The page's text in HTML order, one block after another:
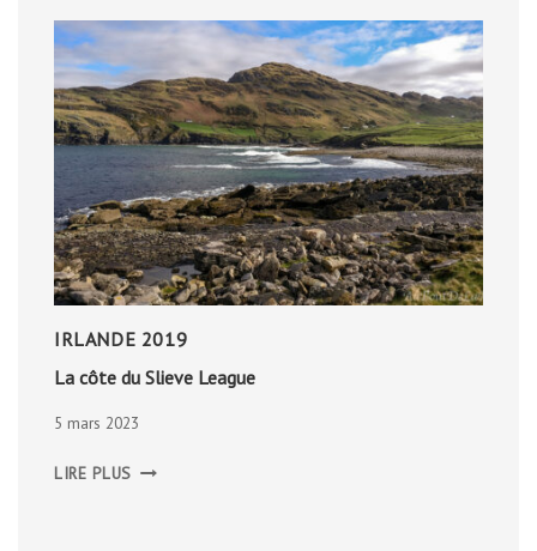
IRLANDE 2019
La côte du Slieve League
5 mars 2023
LIRE PLUS CÔTE